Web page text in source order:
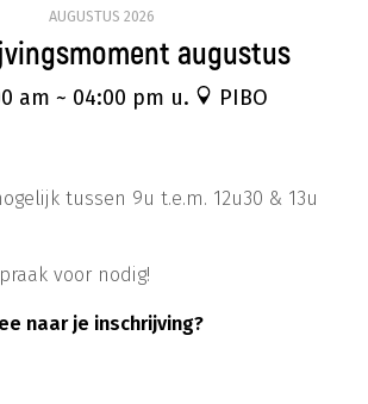
AUGUSTUS 2026
augustus
am ~ 04:00 pm u. PIBO
tussen 9u t.e.m. 12u30 & 13u
voor nodig!
naar je inschrijving?